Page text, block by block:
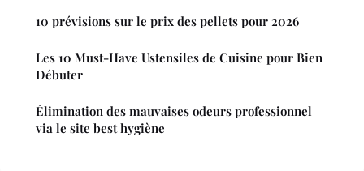
10 prévisions sur le prix des pellets pour 2026
Les 10 Must-Have Ustensiles de Cuisine pour Bien
Débuter
Élimination des mauvaises odeurs professionnel
via le site best hygiène